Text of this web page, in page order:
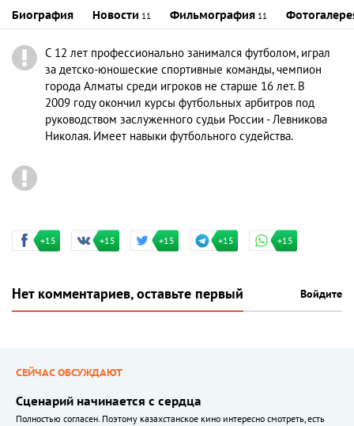
Биография Новости 11 Фильмография 11
С 12 лет профессионально занимался футболом, играл
за детско-юношеские спортивные команды, чемпион
города Алматы среди игроков не старше 16 лет. В
2009 году окончил курсы футбольных арбитров под
руководством заслуженного судьи России - Левникова
Николая. Имеет навыки футбольного судейства.
+15 +15 +15 +15 +15
Нет комментариев, оставьте первый Войдите
СЕЙЧАС ОБСУЖДАЮТ
Сценарий начинается с сердца
Полностью согласен. Поэтому казахстанское кино интересно смотреть, есть